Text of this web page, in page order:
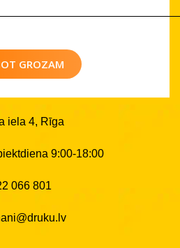
GROZAM
iela 4, Rīga
9:00-18:00
066 801